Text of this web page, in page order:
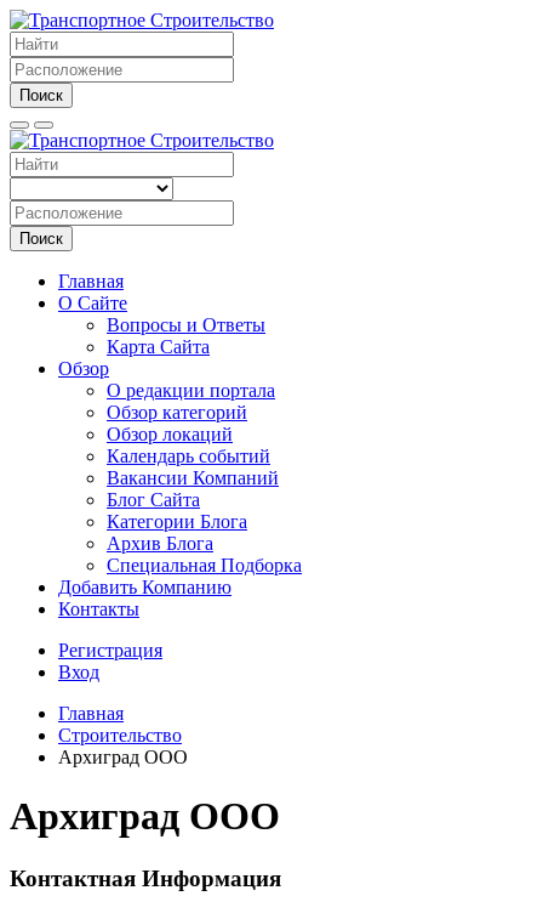
Поиск
Поиск
Главная
О Сайте
Вопросы и Ответы
Карта Сайта
Обзор
О редакции портала
Обзор категорий
Обзор локаций
Календарь событий
Вакансии Компаний
Блог Сайта
Категории Блога
Архив Блога
Специальная Подборка
Добавить Компанию
Контакты
Регистрация
Вход
Главная
Строительство
Архиград ООО
Архиград ООО
Контактная Информация